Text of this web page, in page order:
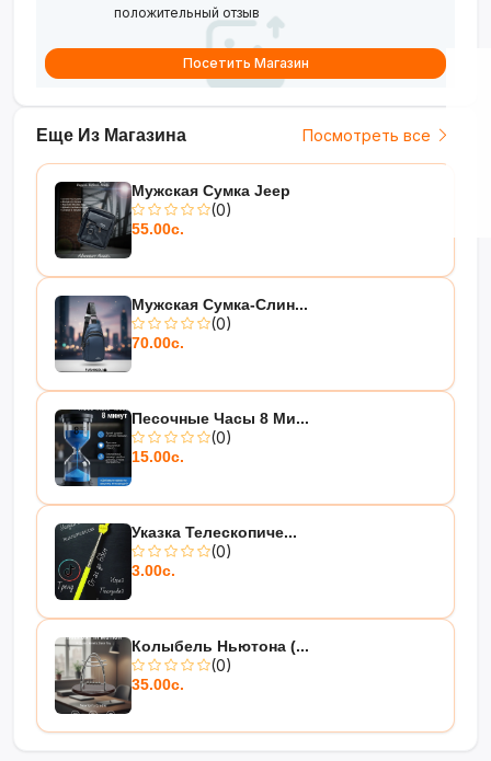
Еще Из Магазина Посмотреть все
Мужская Сумка Jeep
(0)
55.00с.
Мужская Сумка-Слин...
(0)
70.00с.
Песочные Часы 8 Ми...
(0)
15.00с.
Указка Телескопиче...
(0)
3.00с.
Колыбель Ньютона (...
(0)
35.00с.
положительный отзыв
Посетить Магазин